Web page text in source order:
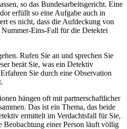
so das Bundesarbeitsgericht. Eine
erfüllt so eine Aufgabe auch in
es nicht, dass die Aufdeckung von
Eins-Fall für die Detektei
Rufen Sie an und sprechen Sie
berät Sie, was ein Detektiv
Sie durch eine Observation
hängen oft mit partnerschaftlicher
Das ist ein Thema, das beide
ermittelt im Verdachtsfall für Sie,
Beobachtung einer Person läuft völlig